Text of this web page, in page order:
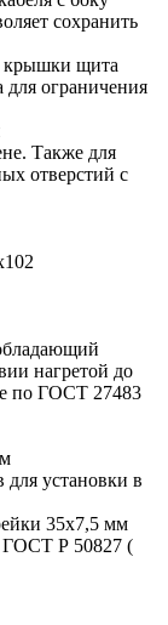
сохранить
крышки щита
для ограничения
Также для
отверстий с
нагретой до
по ГОСТ 27483
установки в
35х7,5 мм
ГОСТ Р 50827 (